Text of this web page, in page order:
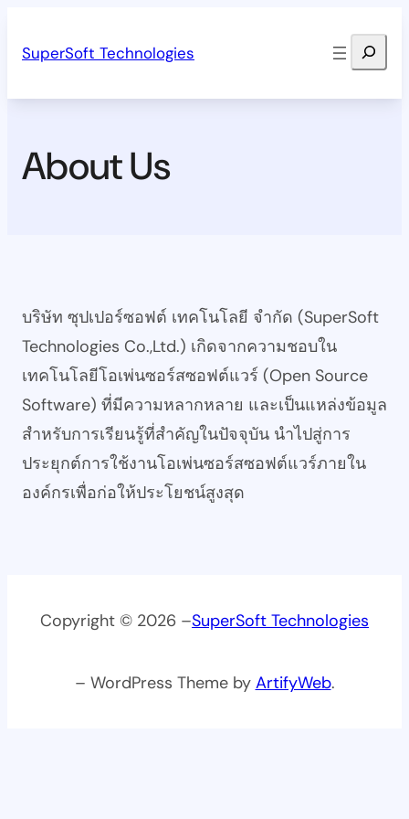
toSuperSoft Technologies Search
About Us
บริษัท ซุปเปอร์ซอฟต์ เทคโนโลยี จำกัด (SuperSoft
Technologies Co.,Ltd.) เกิดจากความชอบใน
เทคโนโลยีโอเพ่นซอร์สซอฟต์แวร์ (Open Source
Software) ที่มีความหลากหลาย และเป็นแหล่งข้อมูล
สำหรับการเรียนรู้ที่สำคัญในปัจจุบัน นำไปสู่การ
ประยุกต์การใช้งานโอเพ่นซอร์สซอฟต์แวร์ภายใน
องค์กรเพื่อก่อให้ประโยชน์สูงสุด
Copyright © 2026 –SuperSoft Technologies
– WordPress Theme by ArtifyWeb.